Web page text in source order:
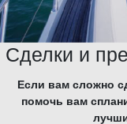
Сделки и
Если вам сложно
помочь вам